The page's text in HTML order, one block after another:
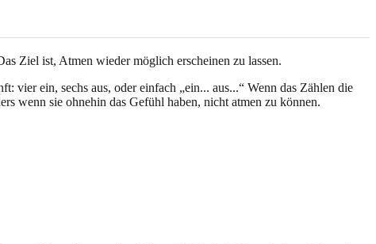
Ziel ist, Atmen wieder möglich erscheinen zu lassen.
vier ein, sechs aus, oder einfach „ein... aus...“ Wenn das Zählen die
wenn sie ohnehin das Gefühl haben, nicht atmen zu können.